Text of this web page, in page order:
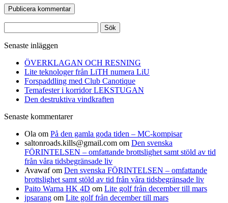
efter:
Senaste inläggen
ÖVERKLAGAN OCH RESNING
Lite teknologer från LiTH numera LiU
Forspaddling med Club Canotique
Temafester i korridor LEKSTUGAN
Den destruktiva vindkraften
Senaste kommentarer
Ola om På den gamla goda tiden – MC-kompisar
saltonroads.kills@gmail.com om Den svenska
FÖRINTELSEN – omfattande brottslighet samt stöld av tid
från våra tidsbegränsade liv
Avawafom Den svenska FÖRINTELSEN – omfattande
brottslighet samt stöld av tid från våra tidsbegränsade liv
Paito Warna HK 4D om Lite golf från december till mars
jpsarang om Lite golf från december till mars